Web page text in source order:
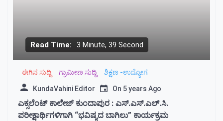
Read Time: 3 Minute, 39 Second
ಈಗಿನ ಸುದ್ದಿ ಗ್ರಾಮೀಣ ಸುದ್ದಿ ಶಿಕ್ಷಣ -ಉದ್ಯೋಗ
KundaVahini Editor On 5 years Ago
ಎಕ್ಸಲೆಂಟ್ ಕಾಲೇಜ್ ಕುಂದಾಪುರ : ಎಸ್.ಎಸ್.ಎಲ್.ಸಿ.
ಪರೀಕ್ಷಾರ್ಥಿಗಳಿಗಾಗಿ “ಭವಿಷ್ಯದ ಬಾಗಿಲು” ಕಾರ್ಯಕ್ರಮ